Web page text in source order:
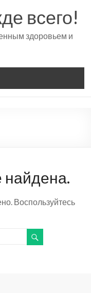
всего!
здоровьем и
Воспользуйтесь